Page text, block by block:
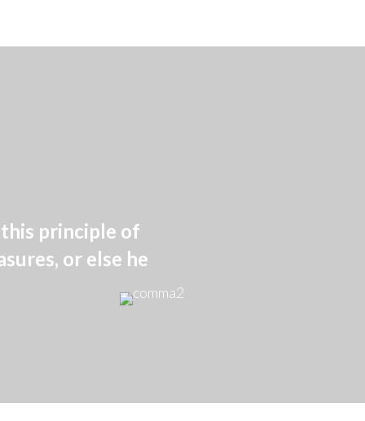
principle of
or else he